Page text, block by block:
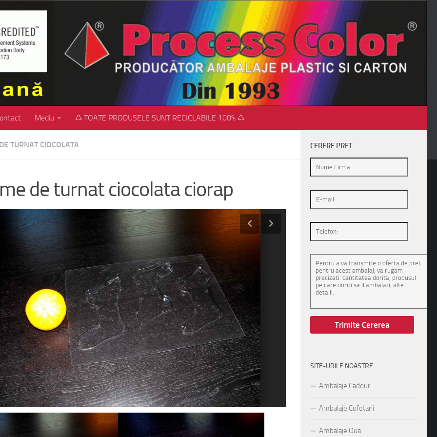
Mediu ♺ TOATE PRODUSELE SUNT RECICLABILE 100% ♺
TURNAT CIOCOLATA
de turnat ciocolata ciorap
CERERE PRET
SITE-URILE NOASTRE
Ambalaje Cadouri
Ambalaje Cofetarii
Ambalaje Oua